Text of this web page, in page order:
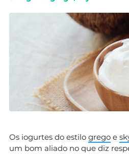
Os iogurtes do estilo grego e
um bom aliado no que diz